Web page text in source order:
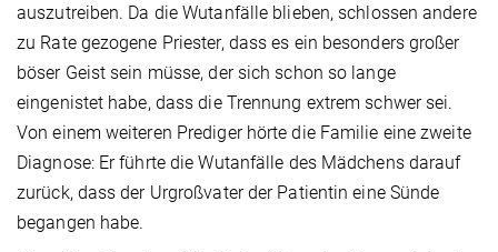
auszutreiben. Da die Wutanfälle blieben, schlossen andere
zu Rate gezogene Priester, dass es ein besonders großer
böser Geist sein müsse, der sich schon so lange
eingenistet habe, dass die Trennung extrem schwer sei.
Von einem weiteren Prediger hörte die Familie eine zweite
Diagnose: Er führte die Wutanfälle des Mädchens darauf
zurück, dass der Urgroßvater der Patientin eine Sünde
begangen habe.